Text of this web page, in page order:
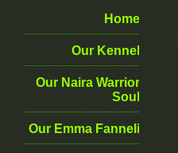
Home
Our Kennel
Our Naira Warrior
Soul
Our Emma Fanneli